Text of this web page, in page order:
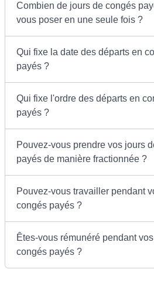
Combien de jours de congés
vous poser en une seule fois ?
Qui fixe la date des départs en
payés ?
Qui fixe l'ordre des départs en
payés ?
Pouvez-vous prendre vos jours
payés de manière fractionnée ?
Pouvez-vous travailler pendant
congés payés ?
Êtes-vous rémunéré pendant
congés payés ?